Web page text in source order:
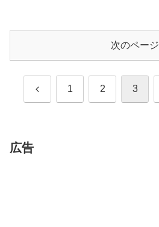
次のページ
前 1 2 3
広告